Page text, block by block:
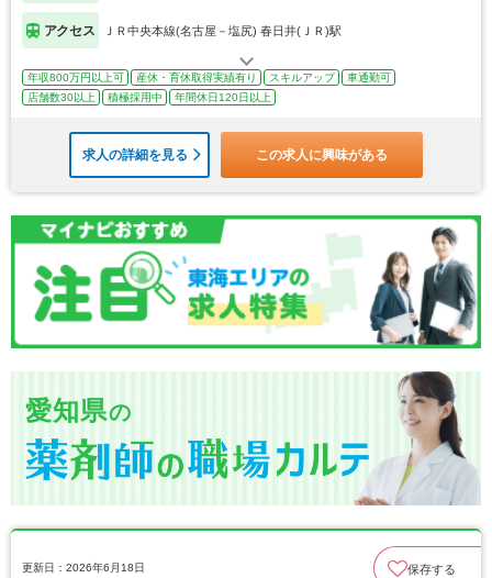
アクセス ＪＲ中央本線(名古屋－塩尻) 春日井(ＪＲ)駅
年収800万円以上可 産休・育休取得実績有り スキルアップ
車通勤可
店舗数30以上
積極採用中 年間休日120日以上
求人の詳細を見る この求人に興味がある
愛知県の
更新日：2026年6月18日 保存する